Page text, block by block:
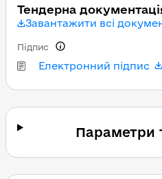
Тендерна
Завантажити всі
Електронний підпис
Підпис
Параметри